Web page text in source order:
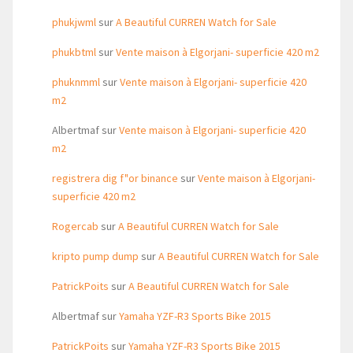
phukjwmlsurA Beautiful CURREN Watch for Sale
phukbtmlsurVente maison à Elgorjani- superficie 420 m2
phuknmmlsurVente maison à Elgorjani- superficie 420
m2
AlbertmafsurVente maison à Elgorjani- superficie 420
m2
registrera dig f"or binance surVente maison à Elgorjani-
superficie 420 m2
Rogercab surA Beautiful CURREN Watch for Sale
kripto pump dump surA Beautiful CURREN Watch for Sale
PatrickPoits surA Beautiful CURREN Watch for Sale
AlbertmafsurYamaha YZF-R3 Sports Bike 2015
PatrickPoits surYamaha YZF-R3 Sports Bike 2015